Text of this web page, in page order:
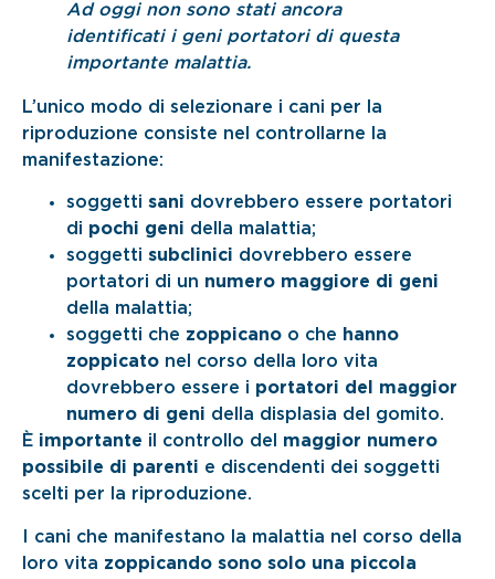
Ad oggi non sono stati ancora
identificati i geni portatori di questa
importante malattia.
L’unico modo di selezionare i cani per la
riproduzione consiste nel controllarne la
manifestazione:
soggetti sani dovrebbero essere portatori
di pochi geni della malattia;
soggetti subclinici dovrebbero essere
portatori di un numero maggiore di geni
della malattia;
soggetti che zoppicano o che hanno
zoppicato nel corso della loro vita
dovrebbero essere i portatori del maggior
numero di geni della displasia del gomito.
È importante il controllo del maggior numero
possibile di parenti e discendenti dei soggetti
scelti per la riproduzione.
I cani che manifestano la malattia nel corso della
loro vita zoppicando sono solo una piccola